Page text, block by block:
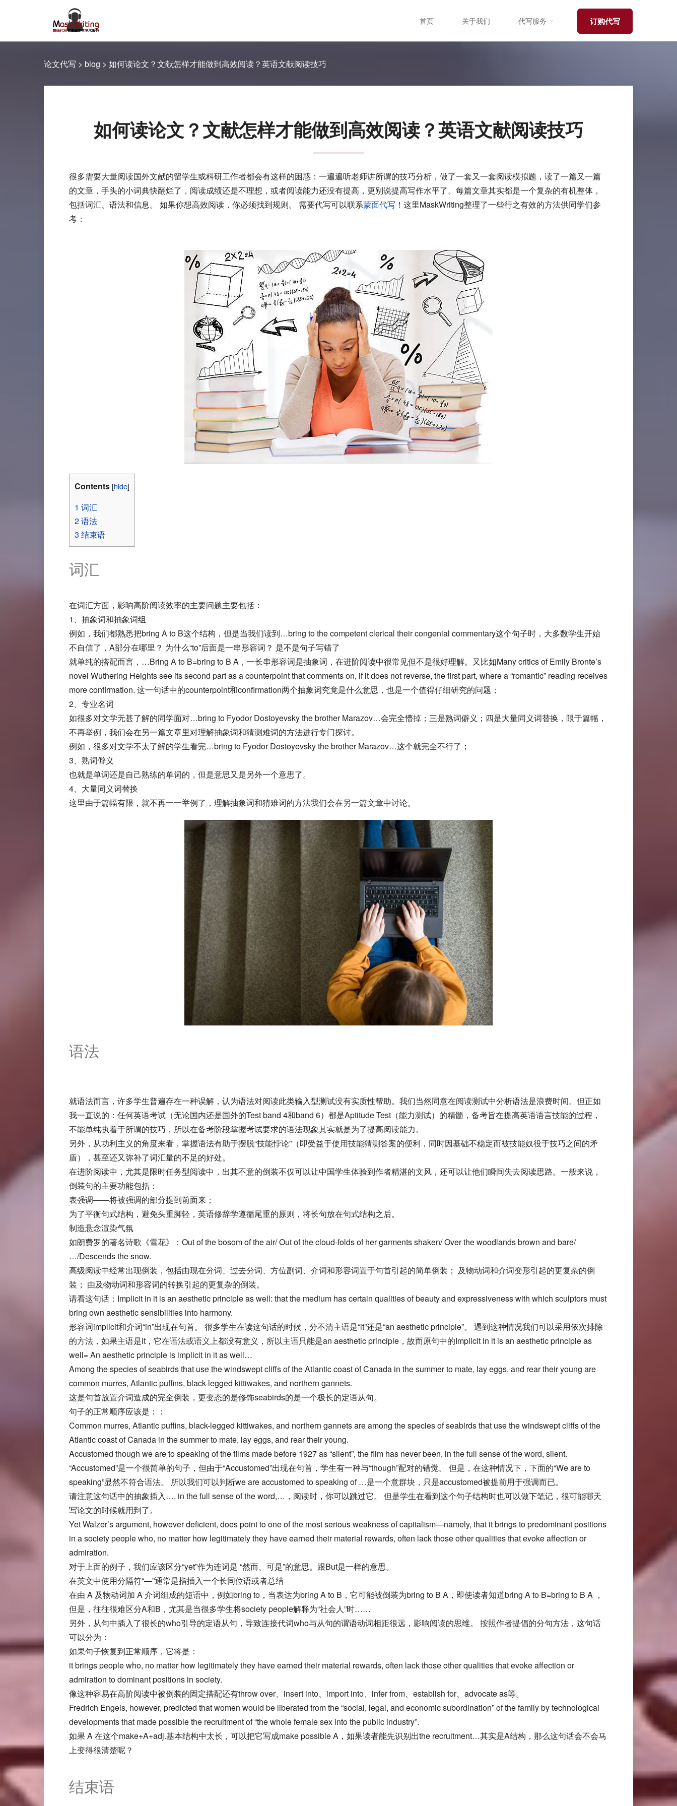
订购代写
首页 关于我们 代写服务
论文代写 > blog > 如何读论文？文献怎样才能做到高效阅读？英语文献阅读技巧
如何读论文？文献怎样才能做到高效阅读？英语文献阅读技巧
很多需要大量阅读国外文献的留学生或科研工作者都会有这样的困惑：一遍遍听老师讲所谓的技巧分析，做了一套又一套阅读模拟题，读了一篇又一篇
的文章，手头的小词典快翻烂了，阅读成绩还是不理想，或者阅读能力还没有提高，更别说提高写作水平了。每篇文章其实都是一个复杂的有机整体，
包括词汇、语法和信息。 如果你想高效阅读，你必须找到规则。 需要代写可以联系蒙面代写 ！这里MaskWriting整理了一些行之有效的方法供同学们参
考：
Contents [hide]
1 词汇
2语法
3 结束语
词汇
在词汇方面，影响高阶阅读效率的主要问题主要包括：
1、抽象词和抽象词组
例如，我们都熟悉把bring A to B这个结构，但是当我们读到…bring to the competent clerical their congenial commentary这个句子时，大多数学生开始
不自信了，A部分在哪里？ 为什么“to”后面是一串形容词？ 是不是句子写错了
就单纯的搭配而言，…Bring A to B=bring to B A，一长串形容词是抽象词，在进阶阅读中很常见但不是很好理解。又比如Many critics of Emily Bronte’s
novel Wuthering Heights see its second part as a counterpoint that comments on, if it does not reverse, the first part, where a “romantic” reading receives
more confirmation. 这一句话中的counterpoint和confirmation两个抽象词究竟是什么意思，也是一个值得仔细研究的问题；
2、专业名词
如很多对文学无甚了解的同学面对…bring to Fyodor Dostoyevsky the brother Marazov…会完全懵掉；三是熟词僻义；四是大量同义词替换，限于篇幅，
不再举例，我们会在另一篇文章里对理解抽象词和猜测难词的方法进行专门探讨。
例如，很多对文学不太了解的学生看完…bring to Fyodor Dostoyevsky the brother Marazov…这个就完全不行了；
3、熟词僻义
也就是单词还是自己熟练的单词的，但是意思又是另外一个意思了。
4、大量同义词替换
这里由于篇幅有限，就不再一一举例了，理解抽象词和猜难词的方法我们会在另一篇文章中讨论。
语法
就语法而言，许多学生普遍存在一种误解，认为语法对阅读此类输入型测试没有实质性帮助。我们当然同意在阅读测试中分析语法是浪费时间。但正如
我一直说的：任何英语考试（无论国内还是国外的Test band 4和band 6）都是Aptitude Test（能力测试）的精髓，备考旨在提高英语语言技能的过程，
不能单纯执着于所谓的技巧，所以在备考阶段掌握考试要求的语法现象其实就是为了提高阅读能力。
另外，从功利主义的角度来看，掌握语法有助于摆脱“技能悖论”（即受益于使用技能猜测答案的便利，同时因基础不稳定而被技能奴役于技巧之间的矛
盾），甚至还又弥补了词汇量的不足的好处。
在进阶阅读中，尤其是限时任务型阅读中，出其不意的倒装不仅可以让中国学生体验到作者精湛的文风，还可以让他们瞬间失去阅读思路。一般来说，
倒装句的主要功能包括：
表强调——将被强调的部分提到前面来；
为了平衡句式结构，避免头重脚轻，英语修辞学遵循尾重的原则，将长句放在句式结构之后。
制造悬念渲染气氛
如朗费罗的著名诗歌《雪花》：Out of the bosom of the air/ Out of the cloud-folds of her garments shaken/ Over the woodlands brown and bare/
…/Descends the snow.
高级阅读中经常出现倒装，包括由现在分词、过去分词、方位副词、介词和形容词置于句首引起的简单倒装； 及物动词和介词变形引起的更复杂的倒
装； 由及物动词和形容词的转换引起的更复杂的倒装。
请看这句话：Implicit in it is an aesthetic principle as well: that the medium has certain qualities of beauty and expressiveness with which sculptors must
bring own aesthetic sensibilities into harmony.
形容词implicit和介词“in”出现在句首。 很多学生在读这句话的时候，分不清主语是“it”还是“an aesthetic principle”。 遇到这种情况我们可以采用依次排除
的方法，如果主语是it，它在语法或语义上都没有意义，所以主语只能是an aesthetic principle，故而原句中的Implicit in it is an aesthetic principle as
well= An aesthetic principle is implicit in it as well…
Among the species of seabirds that use the windswept cliffs of the Atlantic coast of Canada in the summer to mate, lay eggs, and rear their young are
common murres, Atlantic puffins, black-legged kittiwakes, and northern gannets.
这是句首放置介词造成的完全倒装，更变态的是修饰seabirds的是一个极长的定语从句。
句子的正常顺序应该是：：
Common murres, Atlantic puffins, black-legged kittiwakes, and northern gannets are among the species of seabirds that use the windswept cliffs of the
Atlantic coast of Canada in the summer to mate, lay eggs, and rear their young.
Accustomed though we are to speaking of the films made before 1927 as “silent”, the film has never been, in the full sense of the word, silent.
“Accustomed”是一个很简单的句子，但由于“Accustomed”出现在句首，学生有一种与“though”配对的错觉。 但是，在这种情况下，下面的“We are to
speaking”显然不符合语法。 所以我们可以判断we are accustomed to speaking of …是一个意群块，只是accustomed被提前用于强调而已。
请注意这句话中的抽象插入…, in the full sense of the word,…，阅读时，你可以跳过它。 但是学生在看到这个句子结构时也可以做下笔记，很可能哪天
写论文的时候就用到了。
Yet Walzer’s argument, however deficient, does point to one of the most serious weakness of capitalism—namely, that it brings to predominant positions
in a society people who, no matter how legitimately they have earned their material rewards, often lack those other qualities that evoke affection or
admiration.
对于上面的例子，我们应该区分“yet”作为连词是 “然而、可是”的意思。跟But是一样的意思。
在英文中使用分隔符“—”通常是指插入一个长同位语或者总结
在由 A 及物动词加 A 介词组成的短语中，例如bring to，当表达为bring A to B，它可能被倒装为bring to B A，即使读者知道bring A to B=bring to B A ，
但是，往往很难区分A和B，尤其是当很多学生将society people解释为“社会人”时……
另外，从句中插入了很长的who引导的定语从句，导致连接代词who与从句的谓语动词相距很远，影响阅读的思维。 按照作者提倡的分句方法，这句话
可以分为：
如果句子恢复到正常顺序，它将是：
it brings people who, no matter how legitimately they have earned their material rewards, often lack those other qualities that evoke affection or
admiration to dominant positions in society.
像这种容易在高阶阅读中被倒装的固定搭配还有throw over、insert into、import into、infer from、establish for、advocate as等。
Fredrich Engels, however, predicted that women would be liberated from the “social, legal, and economic subordination” of the family by technological
developments that made possible the recruitment of “the whole female sex into the public industry”.
如果 A 在这个make+A+adj.基本结构中太长，可以把它写成make possible A，如果读者能先识别出the recruitment…其实是A结构，那么这句话会不会马
上变得很清楚呢？
结束语